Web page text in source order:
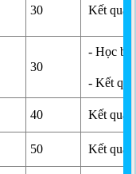
30 Kết quả
30
- Học
- Kết
40 Kết quả
50 Kết quả